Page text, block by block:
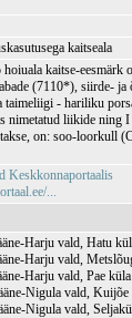
kaitseala
hoiuala kaitse-
(7110*), siirde-
taimeliigi - hariliku
nimetatud liikide ning
on: soo-loorkull
Keskkonnaportaalis
...
Harju vald, Hatu
Harju vald,
Harju vald, Pae küla
Nigula vald, Kuijõe
Nigula vald,